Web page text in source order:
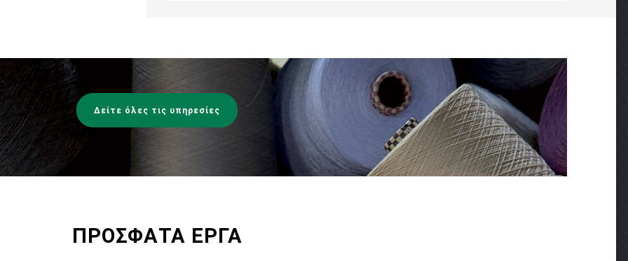
Δείτε όλες τις υπηρεσίες
ΠΡΟΣΦΑΤΑ ΕΡΓΑ